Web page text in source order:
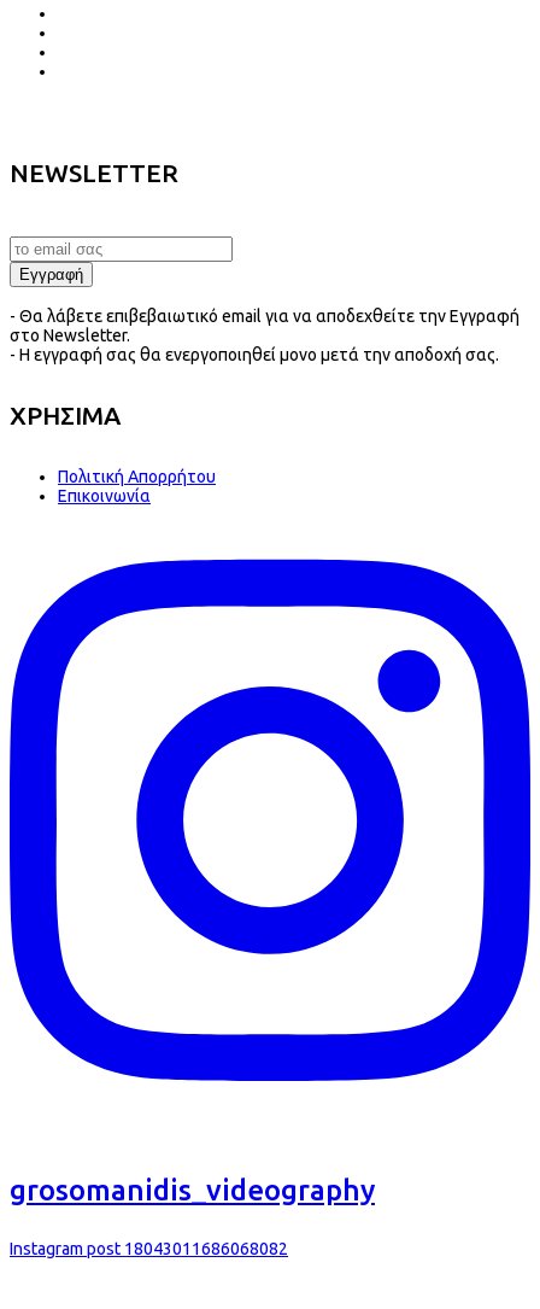
NEWSLETTER
- Θα λάβετε επιβεβαιωτικό email για να αποδεχθείτε την Εγγραφή
στο Newsletter.
- Η εγγραφή σας θα ενεργοποιηθεί μονο μετά την αποδοχή σας.
ΧΡΗΣΙΜΑ
Πολιτική Απορρήτου
Επικοινωνία
grosomanidis_videography
Instagram post 18043011686068082